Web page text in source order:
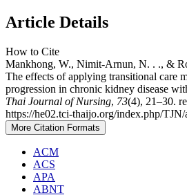
Article Details
How to Cite
Mankhong, W., Nimit-Arnun, N. . ., &
The effects of applying transitional care
progression in chronic kidney disease
Thai Journal of Nursing, 73(4), 21–30.
https://he02.tci-thaijo.org/index.php/
More Citation Formats
ACM
ACS
APA
ABNT